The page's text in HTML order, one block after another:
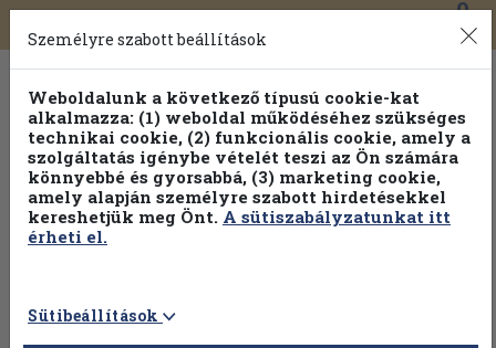
Toggle
navigation
0
Személyre szabott beállítások
Weboldalunk a következő típusú cookie-kat
alkalmazza: (1) weboldal működéséhez szükséges
technikai cookie, (2) funkcionális cookie, amely a
szolgáltatás igénybe vételét teszi az Ön számára
könnyebbé és gyorsabbá, (3) marketing cookie,
amely alapján személyre szabott hirdetésekkel
kereshetjük meg Önt. A sütiszabályzatunkat itt
érheti el.
Sütibeállítások